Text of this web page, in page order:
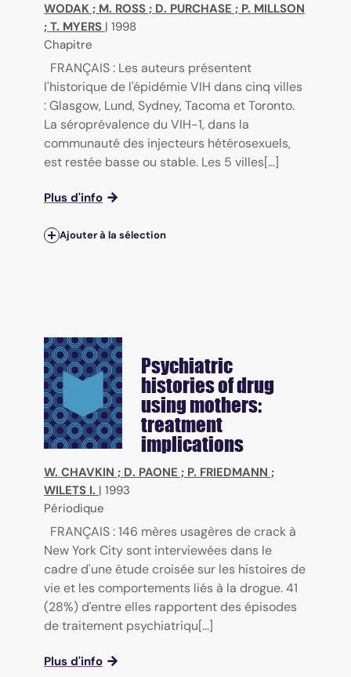
WODAK ; M. ROSS ; D. PURCHASE ; P. MILLSON
; T. MYERS | 1998
Chapitre
FRANÇAIS : Les auteurs présentent
l'historique de l'épidémie VIH dans cinq villes
: Glasgow, Lund, Sydney, Tacoma et Toronto.
La séroprévalence du VIH-1, dans la
communauté des injecteurs hétérosexuels,
est restée basse ou stable. Les 5 villes[...]
Plus d'info
Ajouter à la sélection
Psychiatric
histories of drug
using mothers:
treatment
implications
W. CHAVKIN ; D. PAONE ; P. FRIEDMANN ;
WILETS I. | 1993
Périodique
FRANÇAIS : 146 mères usagères de crack à
New York City sont interviewées dans le
cadre d'une étude croisée sur les histoires de
vie et les comportements liés à la drogue. 41
(28%) d'entre elles rapportent des épisodes
de traitement psychiatriqu[...]
Plus d'info